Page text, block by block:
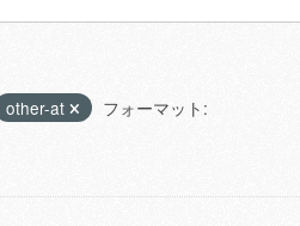
other-at
フォーマット: